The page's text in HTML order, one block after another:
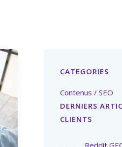
CATEGORIES
Contenus / SEO
DERNIERS
CLIENTS
Reddit